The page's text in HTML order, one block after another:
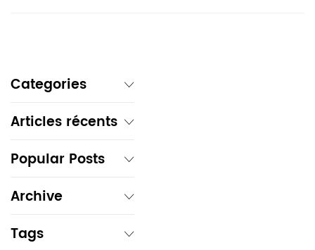
Categories
Articles récents
Popular Posts
Archive
Tags